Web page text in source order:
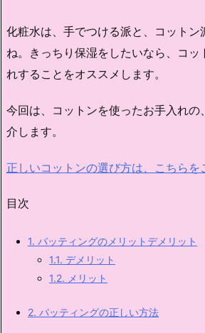
化粧水は、手でつける派と、コットン
ね。きっちり保湿をしたいなら、コッ
れすることをオススメします。
今回は、コットンを使ったお手入れの
介します。
正しいコットンの選び方は、こちらを
目次
1. パッティングのメリットデメリット
1.1. デメリット
1.2. メリット
2. パッティングの正しい方法